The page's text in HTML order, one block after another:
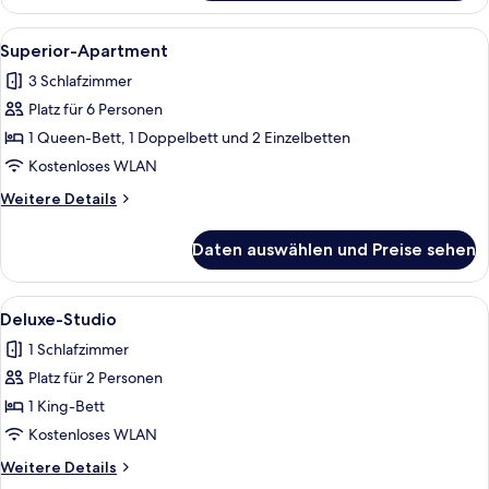
Alle
Fotos
für
Superior-
Apartment
anzeigen
Ein modernes Wohnzimmer mit
1
Superior-Apartment
3 Schlafzimmer
Platz für 6 Personen
1 Queen-Bett, 1 Doppelbett und 2 Einzelbetten
Kostenloses WLAN
Weitere Details
Weitere
Apartment
Daten auswählen und Preise sehen
Alle
Fotos
für
Deluxe-
Studio
anzeigen
Ein modernes Hotelzimmer mit
1
Deluxe-Studio
1 Schlafzimmer
Platz für 2 Personen
1 King-Bett
Kostenloses WLAN
Weitere Details
Weitere